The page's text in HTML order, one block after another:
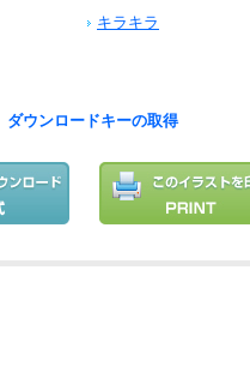
キラキラ
ダウンロードキーの取得